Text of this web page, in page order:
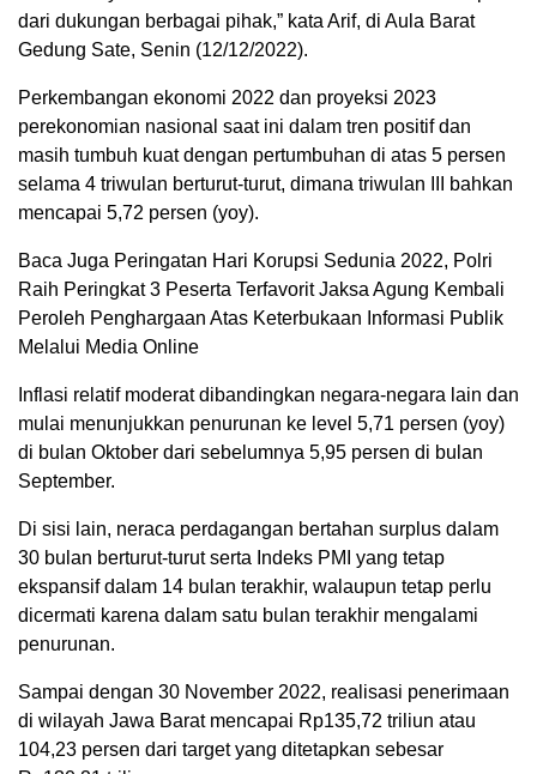
dari dukungan berbagai pihak,” kata Arif, di Aula Barat
Gedung Sate, Senin (12/12/2022).
Perkembangan ekonomi 2022 dan proyeksi 2023
perekonomian nasional saat ini dalam tren positif dan
masih tumbuh kuat dengan pertumbuhan di atas 5 persen
selama 4 triwulan berturut-turut, dimana triwulan III bahkan
mencapai 5,72 persen (yoy).
Baca Juga Peringatan Hari Korupsi Sedunia 2022, Polri
Raih Peringkat 3 Peserta Terfavorit Jaksa Agung Kembali
Peroleh Penghargaan Atas Keterbukaan Informasi Publik
Melalui Media Online
Inflasi relatif moderat dibandingkan negara-negara lain dan
mulai menunjukkan penurunan ke level 5,71 persen (yoy)
di bulan Oktober dari sebelumnya 5,95 persen di bulan
September.
Di sisi lain, neraca perdagangan bertahan surplus dalam
30 bulan berturut-turut serta Indeks PMI yang tetap
ekspansif dalam 14 bulan terakhir, walaupun tetap perlu
dicermati karena dalam satu bulan terakhir mengalami
penurunan.
Sampai dengan 30 November 2022, realisasi penerimaan
di wilayah Jawa Barat mencapai Rp135,72 triliun atau
104,23 persen dari target yang ditetapkan sebesar